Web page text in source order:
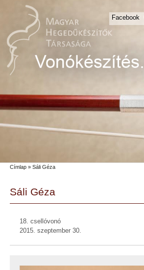
Skip to main content
Skip to search
Facebook
Secondary menu
Címlap » Sáli Géza
Sáli Géza
18. csellóvonó
2015. szeptember 30.